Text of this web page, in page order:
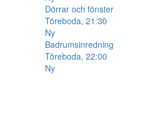
Dörrar och fönster
Töreboda, 21:30
Ny
Badrumsinredning
Töreboda, 22:00
Ny